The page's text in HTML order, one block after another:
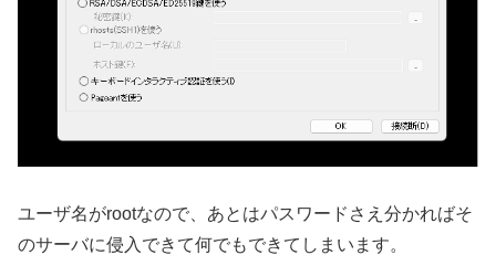
ユーザ名がrootなので、あとはパスワードさえ分かればそ
のサーバに侵入できて何でもできてしまいます。